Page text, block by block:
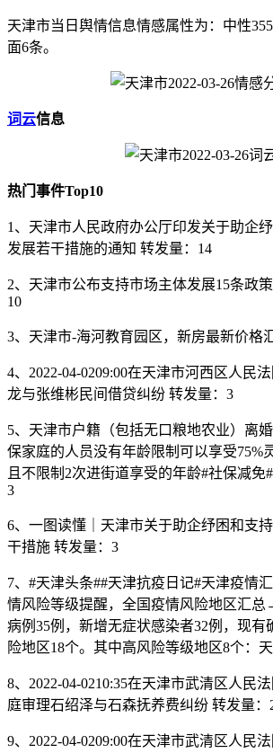
天津市当日舆情信息情感属性为：中性
面6条。
词云信息
热门事件Top10
1、天津市人民政府办公厅印发关于助企
发展若干措施的通知 转发量：14
2、天津市公布支持市场主体发展15条政
10
3、天津市-海河教育园区，新房最新价格
4、2022-04-0209:00在天津市河西区人民
龙与张维彬民间借贷纠纷 转发量：3
5、天津市户籍（包括无口粮地农业）离
保家庭的人员没有年龄限制可以享受75%
且不限制2次进街道享受的年龄#社保减免
3
6、一图读懂｜天津市关于助企纾困和支
干措施 转发量：3
7、#天津头条##天津抗疫日记#天津疫情
情风险等级提醒，全国疫情风险地区汇
病例35例，新增无症状感染者32例，现有
险地区18个。其中高风险等级地区8个：
8、2022-04-0210:35在天津市武清区人民
庭审理石绍泽与石森抚养费纠纷 转发量：
9、2022-04-0209:00在天津市武清区人民